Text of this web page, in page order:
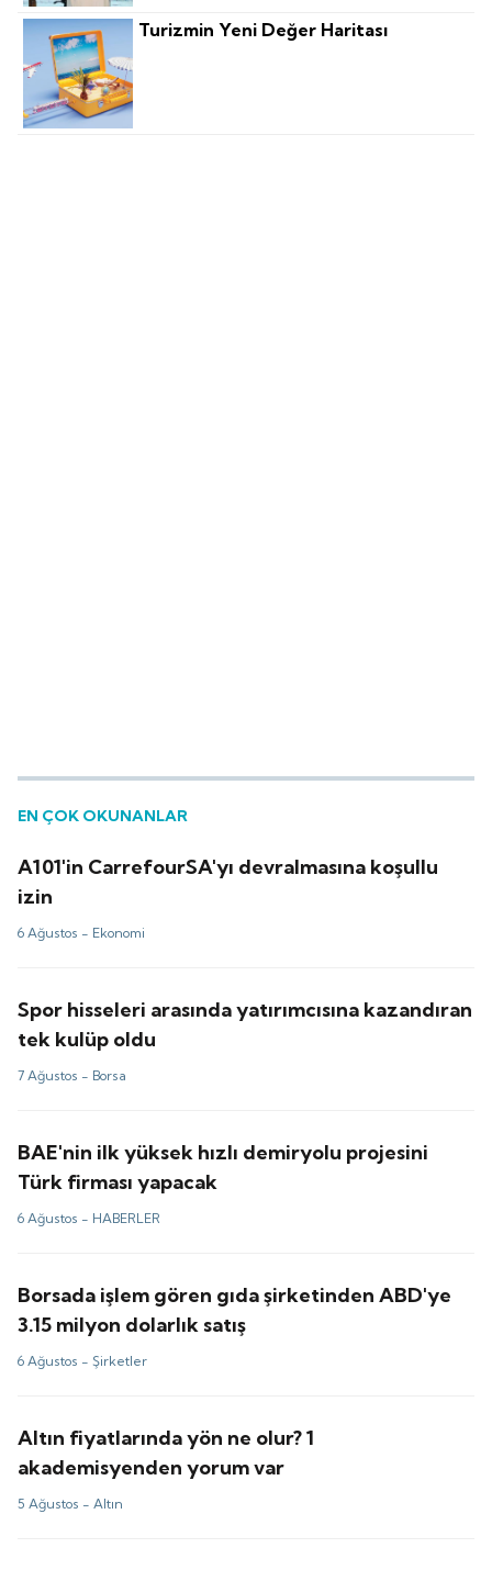
Turizmin Yeni Değer Haritası
EN ÇOK OKUNANLAR
A101'in CarrefourSA'yı devralmasına koşullu
izin
6 Ağustos - Ekonomi
Spor hisseleri arasında yatırımcısına kazandıran
tek kulüp oldu
7 Ağustos - Borsa
BAE'nin ilk yüksek hızlı demiryolu projesini
Türk firması yapacak
6 Ağustos - HABERLER
Borsada işlem gören gıda şirketinden ABD'ye
3.15 milyon dolarlık satış
6 Ağustos - Şirketler
Altın fiyatlarında yön ne olur? 1
akademisyenden yorum var
5 Ağustos -Altın